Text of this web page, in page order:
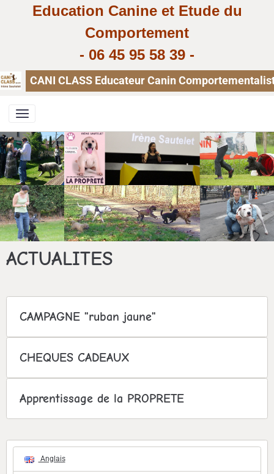
Education Canine et Etude du
Comportement
- 06 45 95 58 39 -
CANI CLASS Educateur Canin
ACTUALITES
CAMPAGNE "ruban jaune"
CHEQUES CADEAUX
Apprentissage de la PROPRETE
Anglais